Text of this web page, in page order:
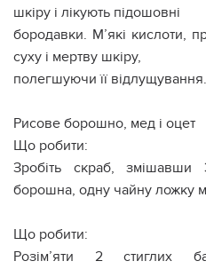
шкіру і лікують підошовні
бородавки. М’які кислоти,
суху і мертву шкіру,
полегшуючи її відлущування.
Рисове борошно, мед і оцет
Що робити:
Зробіть скраб,
борошна, одну чайну ложку
Що робити:
Розім’яти 2 стиглих